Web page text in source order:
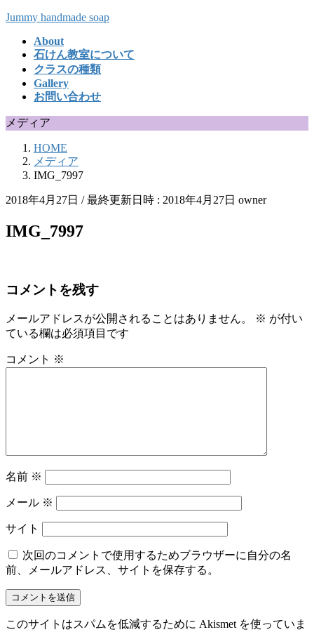
コ
キ
ナ
に
Jummy handmade soap
About
石けん教室について
クラスの種類
Gallery
お問い合わせ
メディア
HOME
メディア
IMG_7997
2018年4月27日 / 最終更新日時 : 2018年4月27日 owner
IMG_7997
コメントを残す
メールアドレスが公開されることはありません。 ※ が付い
ている欄は必須項目です
コメント ※
名前 ※
メール ※
サイト
次回のコメントで使用するためブラウザーに自分の名
前、メールアドレス、サイトを保存する。
このサイトはスパムを低減するために Akismet を使っていま